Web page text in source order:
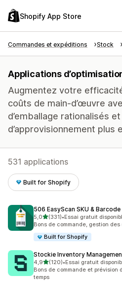
Shopify App Store
Commandes et expéditions Stock
Applications
Augmentez votre
coûts de main-d’œuvre
d’emballage rationalisés
d’approvisionnement plus
531 applications
Built for Shopify
506 EasyScan SKU & Barcode
5,0étoile(s) sur 5
(331)
331 avis au total
•Essai gratuit
Bons de commande, gestion
Built for Shopify
Stockie Inventory
4,9étoile(s) sur 5
(120)
120 avis au total
•Essai gratuit
Bons de commande et prévision
temps